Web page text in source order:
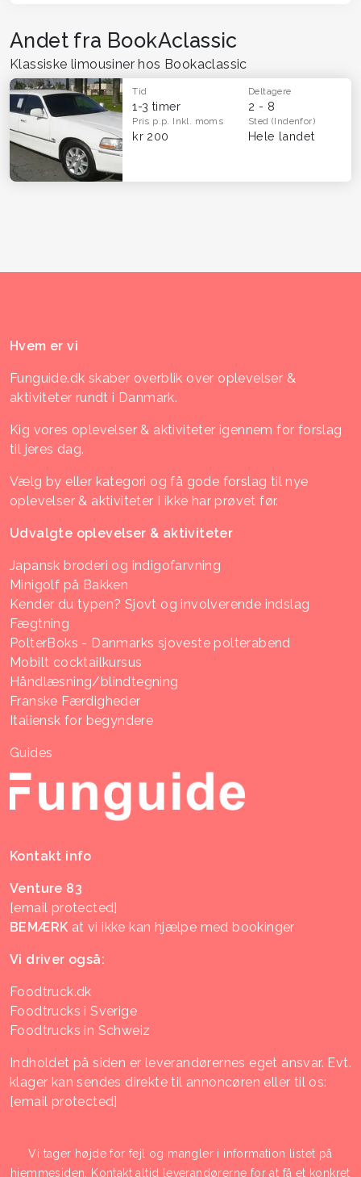
Andet fra BookAclassic
Klassiske limousiner hos Bookaclassic
Tid
1-3 timer
Deltagere
2 - 8
Pris p.p. Inkl. moms
kr 200
Sted(Indenfor)
Hele landet
Hvem er vi
Funguide.dk skaber overblik over oplevelser &
aktiviteter rundt i Danmark.
Kig vores oplevelser & aktiviteter igennem for forslag
til jeres dag.
Vælg by eller kategori og få gode forslag til nye
oplevelser & aktiviteter I ikke har prøvet før.
Udvalgte oplevelser & aktiviteter
Japansk broderi og indigofarvning
Minigolf på Bakken
Kender du typen? Sjovt og involverende indslag
Fægtning
PolterBoks - Danmarks sjoveste polterabend
Mobilt cocktailkursus
Håndlæsning/blindtegning
Franske Færdigheder
Italiensk for begyndere
Guides
Kontakt info
Venture 83
[email protected]
BEMÆRK at vi ikke kan hjælpe med bookinger
Vi driver også:
Foodtruck.dk
Foodtrucks i Sverige
Foodtrucks in Schweiz
Indholdet på siden er leverandørernes eget ansvar. Evt.
klager kan sendes direkte til annoncøren eller til os:
[email protected]
Vi tager højde for fejl og mangler i information listet på
hjemmesiden. Kontakt altid leverandørerne for at få et konkret